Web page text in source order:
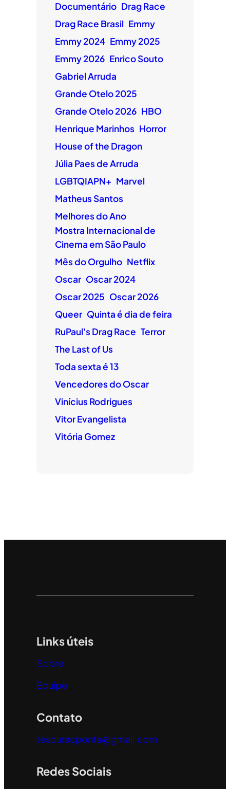
Documentário Drag Race
Drag Race Brasil Emmy
Emmy 2024 Emmy 2025
Emmy 2026 Enrico Souto
Gabriel Arruda
Grande Otelo 2025
Grande Otelo 2026 HBO
Henrique Marinhos Horror
House of the Dragon
Júlia Paes de Arruda
LGBTQIAPN+ Marvel
Matheus Santos
Melhores do Ano
Mostra Internacional de
Cinema em São Paulo
Mês do Orgulho Netflix
Oscar Oscar 2024
Oscar 2025 Oscar 2026
Queer Quinta é dia de feira
RuPaul's Drag Race Terror
The Last of Us
Toda sexta é 13
Vencedores do Oscar
Vinícius Rodrigues
Vitor Evangelista
Vitória Gomez
Links úteis
Sobre
Equipe
Contato
tesouracponta@gmail.com
Redes Sociais